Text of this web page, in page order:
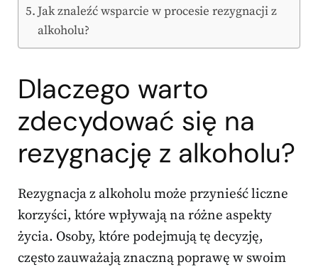
Jak znaleźć wsparcie w procesie rezygnacji z
alkoholu?
Dlaczego warto
zdecydować się na
rezygnację z alkoholu?
Rezygnacja z alkoholu może przynieść liczne
korzyści, które wpływają na różne aspekty
życia. Osoby, które podejmują tę decyzję,
często zauważają znaczną poprawę w swoim